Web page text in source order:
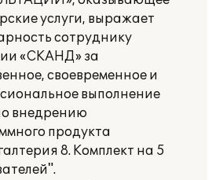
услуги, выражает
сотруднику
«СКАНД» за
своевременное и
выполнение
внедрению
продукта
8. Комплект на 5